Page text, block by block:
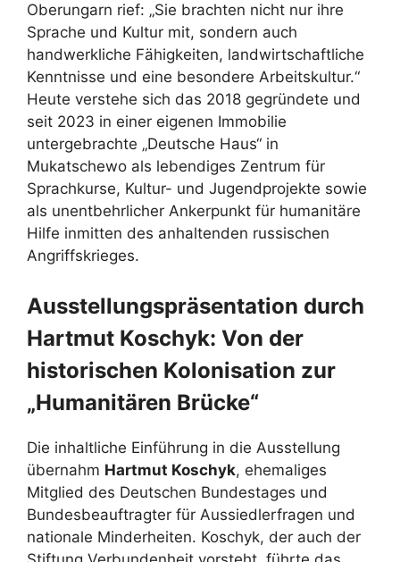
Oberungarn rief: „Sie brachten nicht nur ihre
Sprache und Kultur mit, sondern auch
handwerkliche Fähigkeiten, landwirtschaftliche
Kenntnisse und eine besondere Arbeitskultur.“
Heute verstehe sich das 2018 gegründete und
seit 2023 in einer eigenen Immobilie
untergebrachte „Deutsche Haus“ in
Mukatschewo als lebendiges Zentrum für
Sprachkurse, Kultur- und Jugendprojekte sowie
als unentbehrlicher Ankerpunkt für humanitäre
Hilfe inmitten des anhaltenden russischen
Angriffskrieges.
Ausstellungspräsentation durch
Hartmut Koschyk: Von der
historischen Kolonisation zur
„Humanitären Brücke“
Die inhaltliche Einführung in die Ausstellung
übernahm Hartmut Koschyk, ehemaliges
Mitglied des Deutschen Bundestages und
Bundesbeauftragter für Aussiedlerfragen und
nationale Minderheiten. Koschyk, der auch der